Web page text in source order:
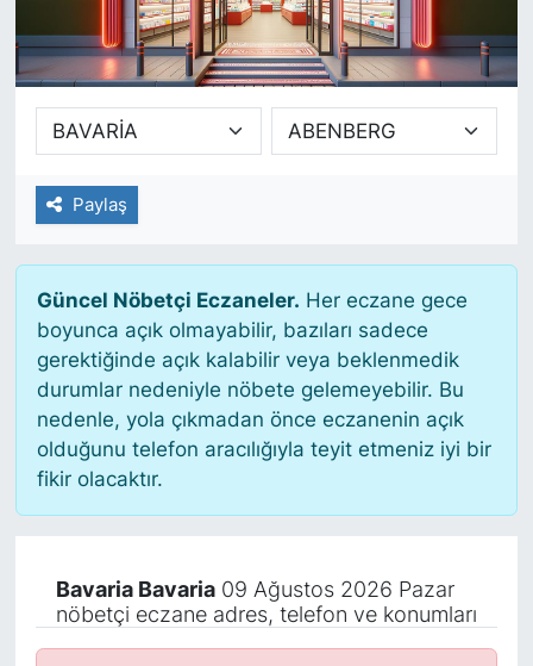
Paylaş
Güncel Nöbetçi Eczaneler. Her eczane gece
boyunca açık olmayabilir, bazıları sadece
gerektiğinde açık kalabilir veya beklenmedik
durumlar nedeniyle nöbete gelemeyebilir. Bu
nedenle, yola çıkmadan önce eczanenin açık
olduğunu telefon aracılığıyla teyit etmeniz iyi bir
fikir olacaktır.
Bavaria Bavaria09 Ağustos 2026 Pazar
nöbetçi eczane adres, telefon ve konumları
SİYASET
SAĞLIK